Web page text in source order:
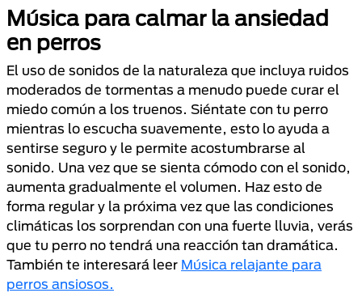
Música para calmar la ansiedad
en perros
El uso de sonidos de la naturaleza que incluya ruidos
moderados de tormentas a menudo puede curar el
miedo común a los truenos. Siéntate con tu perro
mientras lo escucha suavemente, esto lo ayuda a
sentirse seguro y le permite acostumbrarse al
sonido. Una vez que se sienta cómodo con el sonido,
aumenta gradualmente el volumen. Haz esto de
forma regular y la próxima vez que las condiciones
climáticas los sorprendan con una fuerte lluvia, verás
que tu perro no tendrá una reacción tan dramática.
También te interesará leer Música relajante para
perros ansiosos.